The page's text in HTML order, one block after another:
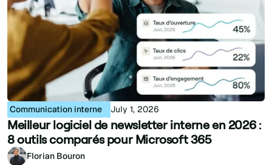
Communication interne July 1, 2026
Meilleur logiciel de newsletter interne en 2026 :
8 outils comparés pour Microsoft 365
Florian Bouron